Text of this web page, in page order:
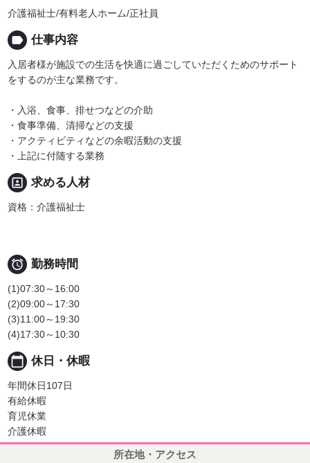
介護福祉士/有料老人ホーム/正社員
label 仕事内容
入居者様が施設での生活を快適に過ごしていただくためのサポート
をするのが主な業務です。
・入浴、食事、排せつなどの介助
・食事準備、清掃などの支援
・アクティビティなどの余暇活動の支援
・上記に付随する業務
portrait 求める人材
資格：介護福祉士
 勤務時間
(1)07:30～16:00
(2)09:00～17:30
(3)11:00～19:30
(4)17:30～10:30
calendar_today 休日・休暇
年間休日107日
有給休暇
育児休業
介護休暇
所在地・アクセス